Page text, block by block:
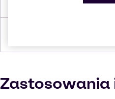
Zastosowania